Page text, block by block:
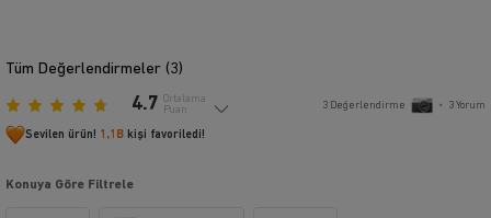
Tüm Değerlendirmeler (3)
4.7 Ortalama
Puan
3 Değerlendirme • 3Yorum
Sevilen ürün! 1,1B kişi favoriledi!
Konuya Göre Filtrele